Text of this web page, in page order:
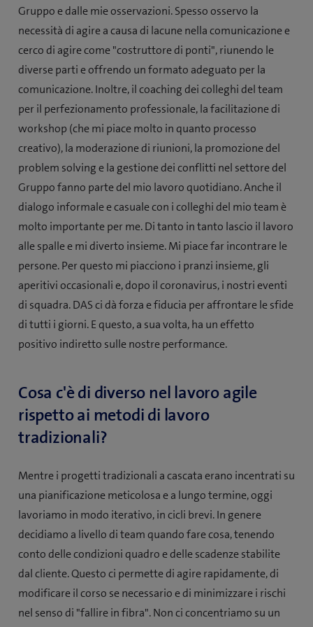
Gruppo e dalle mie osservazioni. Spesso osservo la
necessità di agire a causa di lacune nella comunicazione e
cerco di agire come "costruttore di ponti", riunendo le
diverse parti e offrendo un formato adeguato per la
comunicazione. Inoltre, il coaching dei colleghi del team
per il perfezionamento professionale, la facilitazione di
workshop (che mi piace molto in quanto processo
creativo), la moderazione di riunioni, la promozione del
problem solving e la gestione dei conflitti nel settore del
Gruppo fanno parte del mio lavoro quotidiano. Anche il
dialogo informale e casuale con i colleghi del mio team è
molto importante per me. Di tanto in tanto lascio il lavoro
alle spalle e mi diverto insieme. Mi piace far incontrare le
persone. Per questo mi piacciono i pranzi insieme, gli
aperitivi occasionali e, dopo il coronavirus, i nostri eventi
di squadra. DAS ci dà forza e fiducia per affrontare le sfide
di tutti i giorni. E questo, a sua volta, ha un effetto
positivo indiretto sulle nostre performance.
Cosa c'è di diverso nel lavoro agile
rispetto ai metodi di lavoro
tradizionali?
Mentre i progetti tradizionali a cascata erano incentrati su
una pianificazione meticolosa e a lungo termine, oggi
lavoriamo in modo iterativo, in cicli brevi. In genere
decidiamo a livello di team quando fare cosa, tenendo
conto delle condizioni quadro e delle scadenze stabilite
dal cliente. Questo ci permette di agire rapidamente, di
modificare il corso se necessario e di minimizzare i rischi
nel senso di "fallire in fibra". Non ci concentriamo su un